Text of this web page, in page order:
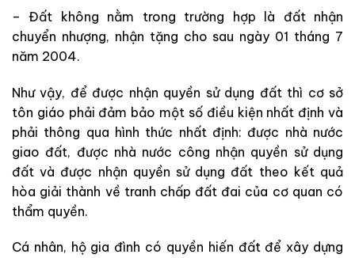
– Đất không nằm trong trường hợp là đất nhận
chuyển nhượng, nhận tặng cho sau ngày 01 tháng 7
năm 2004.
Như vậy, để được nhận quyền sử dụng đất thì cơ sở
tôn giáo phải đảm bảo một số điều kiện nhất định và
phải thông qua hình thức nhất định: được nhà nước
giao đất, được nhà nước công nhận quyền sử dụng
đất và được nhận quyền sử dụng đất theo kết quả
hòa giải thành về tranh chấp đất đai của cơ quan có
thẩm quyền.
Cá nhân, hộ gia đình có quyền hiến đất để xây dựng